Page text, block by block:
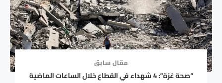
مقال سابق
“صحة غزة”: 4 شهداء في القطاع خلال الساعات الماضية